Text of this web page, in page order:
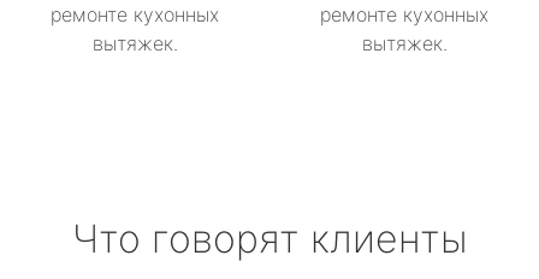
ремонте кухонных
вытяжек.
ремонте кухонных
вытяжек.
Что говорят клиенты